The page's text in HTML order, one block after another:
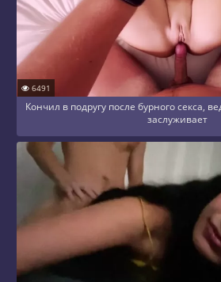
6491
Кончил в подругу после бурного секса,
заслуживает